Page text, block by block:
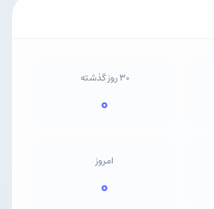
۳۰ روز گذشته
۰
امروز
۰